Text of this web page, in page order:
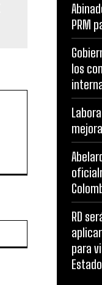
PRM
los
RD
para